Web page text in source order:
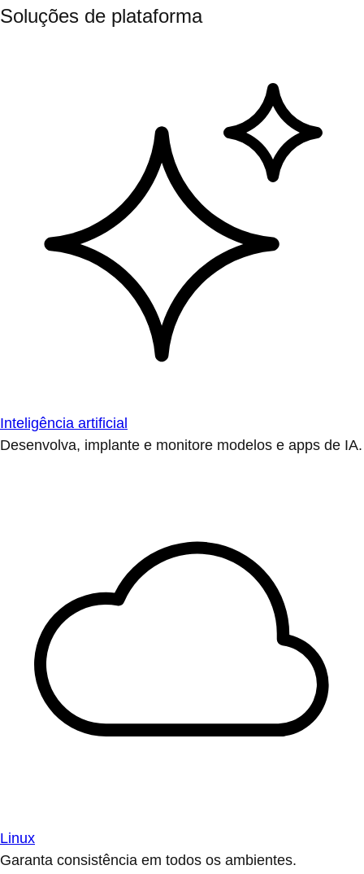
Soluções de plataforma
Inteligência artificial
Desenvolva, implante e monitore modelos e apps de IA.
Linux
Garanta consistência em todos os ambientes.